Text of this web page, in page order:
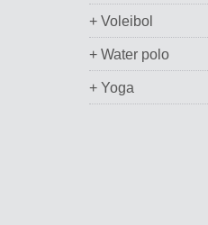
+ Voleibol
+ Water polo
+ Yoga